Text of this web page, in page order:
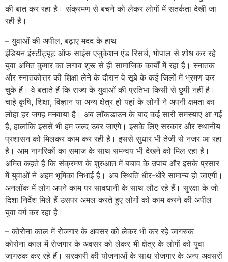
की बात कर रहा है। संक्रमण से बचने को लेकर लोगों में सतर्कता देखी जा
रही है।
– युवाओं की अपील, बढ़ाए मदद के हाथ
इंडियन इंस्टीट्यूट ऑफ साइंस एजुकेशन एंड रिसर्च, भोपाल से शोध कर रहे
युवा अमित कुमार का लगाव शुरू से ही सामाजिक कार्यों में रहा है। स्नातक
और स्नातकोत्तर की शिक्षा लेने के दौरान वे सूबे के कई जिलों में भ्रमण कर
चुके हैं। वे बताते हैं कि राज्य के युवाओं की प्रतिभा किसी से छुपी नहीं है। ​
चाहे कृषि, शिक्षा, विज्ञान या अन्य क्षेत्र हो यहां के लोगों ने अपनी क्षमता का
लोहा हर जगह मनवाया है। अब लॉकडाउन के बाद कई सारी समस्याएं आ गई
हैं, हालांकि इससे भी हम जल्द उबर जाएंगे। इसके लिए सरकार और स्थानीय
प्रशासन को मिलकर काम कर रही है। इससे सुधार भी तेजी से नजर आ रहा
है। आम नागरिकों का समाज के साथ समन्वय भी देखने को मिल रहा है।
अमित कहते हैं कि संक्रमण के शुरुआत में बचाव के उपाय और इसके प्रसार
में युवाओं ने अहम भूमिका निभाई है। अब स्थिति धीर-धीरे सामान्य हो जाएगी।
अनलॉक में लोग अपने काम पर सावधानी के साथ लौट रहे हैं। सुरक्षा के जो
दिशा निर्देश मिले हैं उसपर अमल करते हुए लोगों को काम करने की अपील
युवा वर्ग कर रहा है।
– कोरोना काल में रोजगार के अवसर को लेकर भी कर रहे जागरुक
कोरोना काल में रोजगार के अवसर को लेकर भी क्षेत्र के लोगों को युवा
जागरुक कर रहे हैं। सरकारी की योजनाओं के साथ रोजगार के अन्य अवसरों